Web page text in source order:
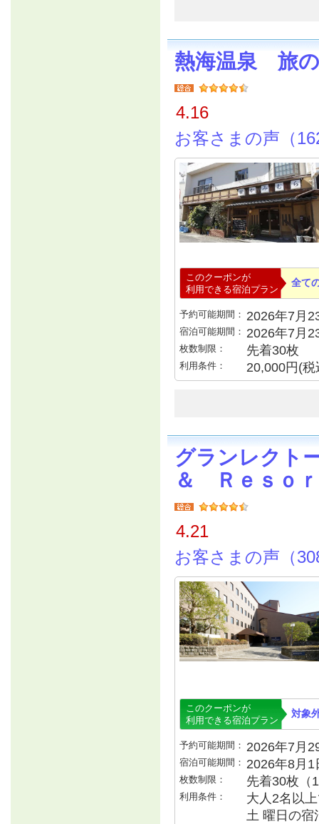
熱海温泉 旅
4.16
お客さまの声（
このクーポンが
利用できる宿泊プラン
全て
予約可能期間： 2026年7月
宿泊可能期間： 2026年7月
枚数制限： 先着30枚
利用条件： 20,000円(
グランレクト
＆ Ｒｅｓｏ
4.21
お客さまの声（
このクーポンが
利用できる宿泊プラン
対象
予約可能期間： 2026年7月
宿泊可能期間： 2026年8月
枚数制限： 先着30枚（
利用条件：
大人2名以
土 曜日の宿